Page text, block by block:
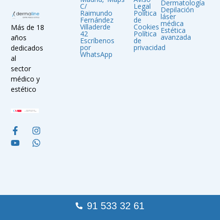
Más de 18
años
dedicados
al
sector
médico y
estético
Dermatología
Depilación
láser
médica
Estética
avanzada
Legal
Política
de
Cookies
Política
de
privacidad
C/
Raimundo
Fernández
Villaderde
42
Escríbenos
por
WhatsApp
91 533 32 61